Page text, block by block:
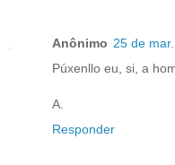
Anônimo 25 de
Púxenllo eu, si, a
A.
Responder